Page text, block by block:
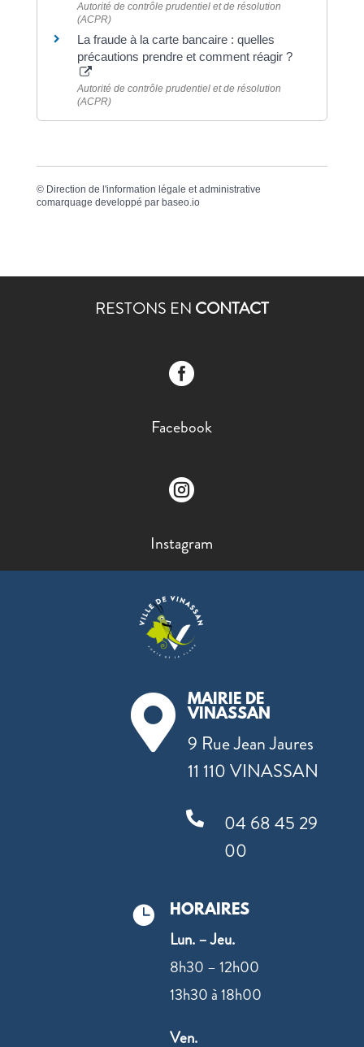
Autorité de contrôle prudentiel et de résolution
(ACPR)
La fraude à la carte bancaire : quelles
précautions prendre et comment réagir ?
Autorité de contrôle prudentiel et de résolution
(ACPR)
© Direction de l'information légale et administrative
comarquage developpé par baseo.io
RESTONS EN CONTACT

Facebook

Instagram

MAIRIE DE
VINASSAN
9 Rue Jean Jaures
11 110 VINASSAN

04 68 45 29
00
 HORAIRES
Lun. – Jeu.
8h30 – 12h00
13h30 à 18h00
Ven.